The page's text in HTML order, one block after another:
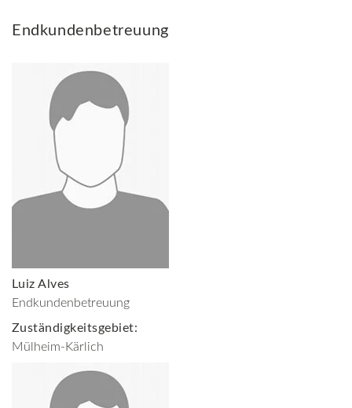
Endkundenbetreuung
Luiz Alves
Endkundenbetreuung
Zuständigkeitsgebiet:
Mülheim-Kärlich